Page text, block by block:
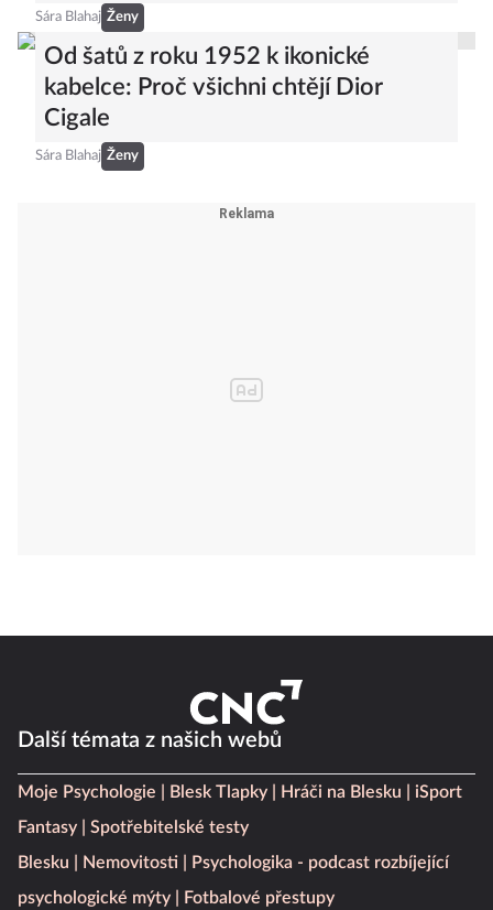
Sára Blahaj Ženy
Od šatů z roku 1952 k ikonické
kabelce: Proč všichni chtějí Dior
Cigale
Sára Blahaj Ženy
Další témata z našich webů
Moje Psychologie Blesk Tlapky Hráči na Blesku
iSport
Fantasy
Spotřebitelské testy
Blesku
Nemovitosti
Psychologika - podcast rozbíjející
psychologické mýty
Fotbalové přestupy